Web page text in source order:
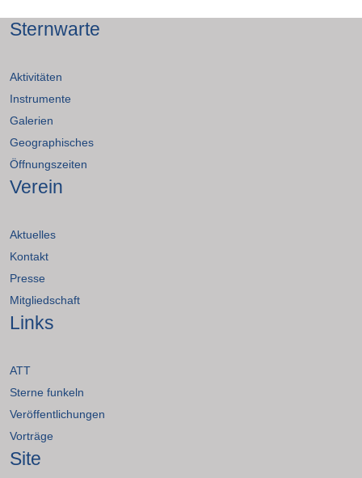
Sternwarte
Aktivitäten
Instrumente
Galerien
Geographisches
Öffnungszeiten
Verein
Aktuelles
Kontakt
Presse
Mitgliedschaft
Links
ATT
Sterne funkeln
Veröffentlichungen
Vorträge
Site